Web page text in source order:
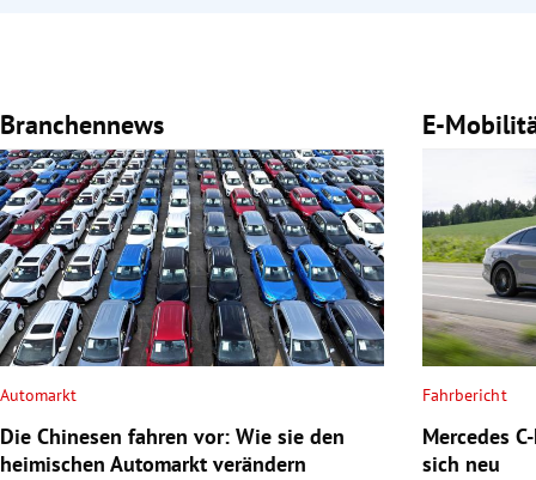
Branchennews
Automarkt
Die Chinesen fahren vor: Wie sie den
heimischen Automarkt verändern
E-
Fahrbericht
Mercedes
sich neu